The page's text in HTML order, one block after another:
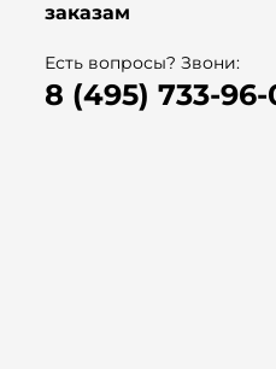
заказам
Есть вопросы? Звони:
8 (495) 733-96-